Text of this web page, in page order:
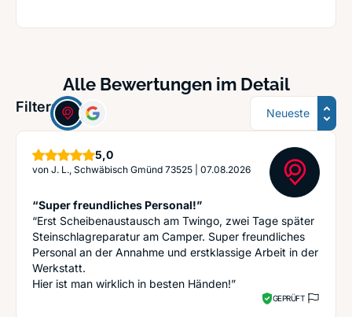
Alle Bewertungen im Detail
Filter: Sortierung
5,0Sterne
von J. L., Schwäbisch Gmünd 73525 07.08.2026
“Super freundliches Personal!”
“Erst Scheibenaustausch am Twingo, zwei Tage später
Steinschlagreparatur am Camper. Super freundliches
Personal an der Annahme und erstklassige Arbeit in der
Werkstatt.
Hier ist man wirklich in besten Händen!”
GEPRÜFT